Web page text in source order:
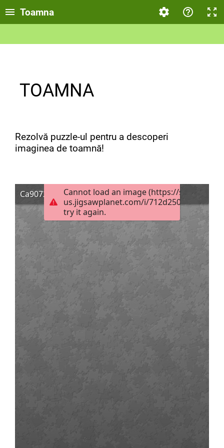
Toamna
TOAMNA
Rezolvă puzzle-ul pentru a descoperi
imaginea de toamnă!